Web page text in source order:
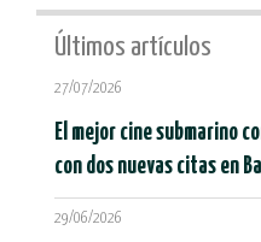
Últimos artículos
27/07/2026
El mejor cine submarino
con dos nuevas citas en
29/06/2026